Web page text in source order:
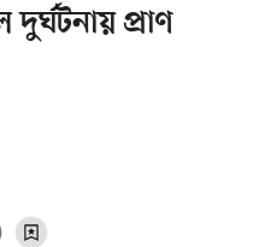
প্রাণ